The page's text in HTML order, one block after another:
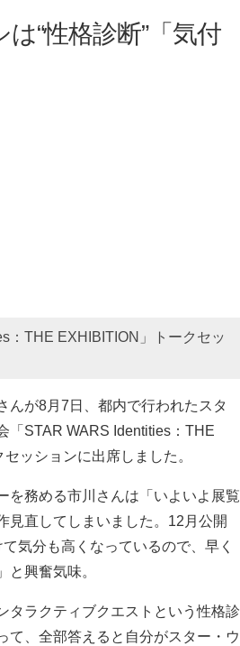
“性格診断”「気付
：THE EXHIBITION」トークセッ
が8月7日、都内で行われたスタ
「STAR WARS Identities：THE
ッションに出席しました。
務める市川さんは「いよいよ展覧
見直してしまいました。12月公開
気分も高くなっているので、早く
と興奮気味。
ラクティブクエストという性格診
て、全部答えると自分がスター・ウ